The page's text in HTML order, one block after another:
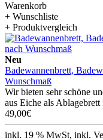
Warenkorb
+ Wunschliste
+ Produktvergleich
Neu
Badewannenbrett,
Wunschmaß
Wir bieten sehr schöne
aus Eiche als Ablagebrett
49,00€
inkl. 19 % MwSt, inkl.